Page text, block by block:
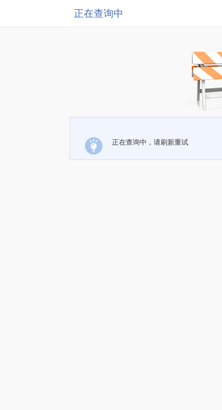
正在查询中
正在查询中，请刷新重试